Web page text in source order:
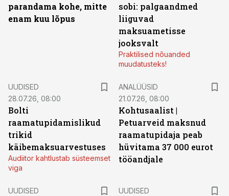
parandama kohe, mitte
enam kuu lõpus
sobi: palgaandmed
liiguvad
maksuametisse
jooksvalt
Praktilised nõuanded
muudatusteks!
UUDISED
28.07.26, 08:00
Bolti
raamatupidamislikud
trikid
käibemaksuarvestuses
Audiitor kahtlustab süsteemset
viga
ANALÜÜSID
21.07.26, 08:00
Kohtusaalist |
Petuarveid maksnud
raamatupidaja peab
hüvitama 37 000 eurot
tööandjale
UUDISED
UUDISED